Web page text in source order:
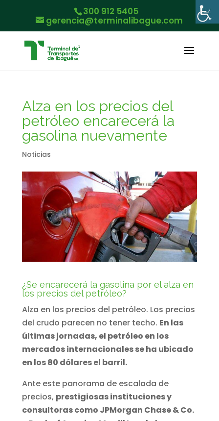
300 912 5405
gerencia@terminalibague.com
Alza en los precios del
petróleo encarecerá la
gasolina nuevamente
Noticias
¿Se encarecerá la gasolina por el alza en
los precios del petróleo?
Alza en los precios del petróleo. Los precios
del crudo parecen no tener techo. En las
últimas jornadas, el petróleo en los
mercados internacionales se ha ubicado
en los 80 dólares el barril.
Ante este panorama de escalada de
precios, prestigiosas instituciones y
consultoras como JPMorgan Chase & Co.